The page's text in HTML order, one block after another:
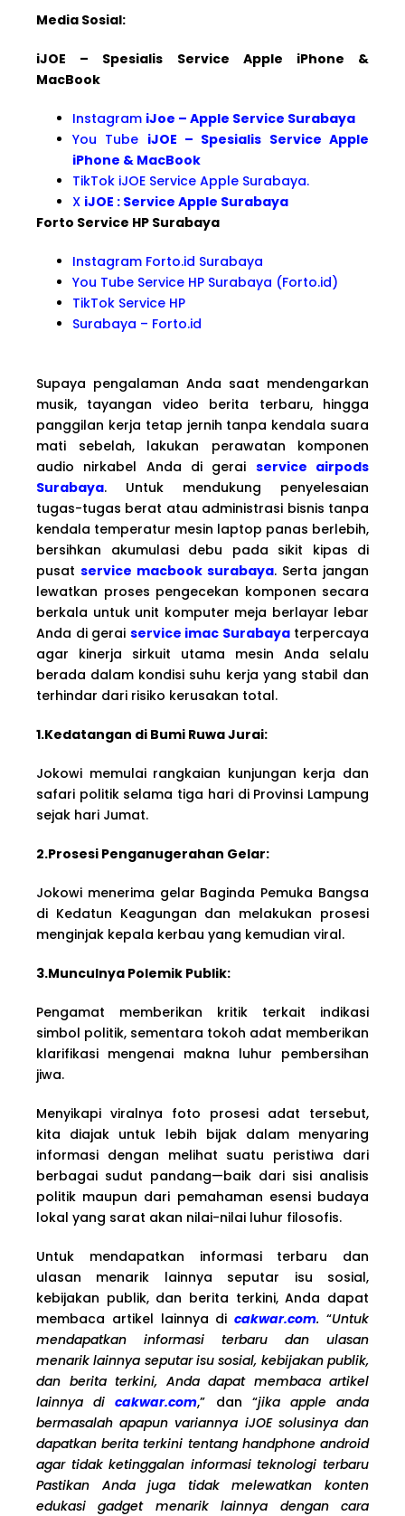
Media Sosial:
iJOE – Spesialis Service Apple iPhone &
MacBook
Instagram iJoe – Apple Service Surabaya
You Tube iJOE – Spesialis Service Apple
iPhone & MacBook
TikTok iJOE Service Apple Surabaya.
X iJOE : Service Apple Surabaya
Forto Service HP Surabaya
Instagram Forto.id Surabaya
You Tube Service HP Surabaya (Forto.id)
TikTok Service HP
Surabaya – Forto.id
Supaya pengalaman Anda saat mendengarkan
musik, tayangan video berita terbaru, hingga
panggilan kerja tetap jernih tanpa kendala suara
mati sebelah, lakukan perawatan komponen
audio nirkabel Anda di gerai service airpods
Surabaya. Untuk mendukung penyelesaian
tugas-tugas berat atau administrasi bisnis tanpa
kendala temperatur mesin laptop panas berlebih,
bersihkan akumulasi debu pada sikit kipas di
pusat service macbook surabaya. Serta jangan
lewatkan proses pengecekan komponen secara
berkala untuk unit komputer meja berlayar lebar
Anda di gerai service imac Surabayaterpercaya
agar kinerja sirkuit utama mesin Anda selalu
berada dalam kondisi suhu kerja yang stabil dan
terhindar dari risiko kerusakan total.
1.Kedatangan di Bumi Ruwa Jurai:
Jokowi memulai rangkaian kunjungan kerja dan
safari politik selama tiga hari di Provinsi Lampung
sejak hari Jumat.
2.Prosesi Penganugerahan Gelar:
Jokowi menerima gelar Baginda Pemuka Bangsa
di Kedatun Keagungan dan melakukan prosesi
menginjak kepala kerbau yang kemudian viral.
3.Munculnya Polemik Publik:
Pengamat memberikan kritik terkait indikasi
simbol politik, sementara tokoh adat memberikan
klarifikasi mengenai makna luhur pembersihan
jiwa.
Menyikapi viralnya foto prosesi adat tersebut,
kita diajak untuk lebih bijak dalam menyaring
informasi dengan melihat suatu peristiwa dari
berbagai sudut pandang—baik dari sisi analisis
politik maupun dari pemahaman esensi budaya
lokal yang sarat akan nilai-nilai luhur filosofis.
Untuk mendapatkan informasi terbaru dan
ulasan menarik lainnya seputar isu sosial,
kebijakan publik, dan berita terkini, Anda dapat
membaca artikel lainnya dicakwar.com.“Untuk
mendapatkan informasi terbaru dan ulasan
menarik lainnya seputar isu sosial, kebijakan publik,
dan berita terkini, Anda dapat membaca artikel
lainnya dicakwar.com,” dan “jika apple anda
bermasalah apapun variannya iJOE solusinya dan
dapatkan berita terkini tentang handphone android
agar tidak ketinggalan informasi teknologi terbaru
Pastikan Anda juga tidak melewatkan konten
edukasi gadget menarik lainnya dengan cara